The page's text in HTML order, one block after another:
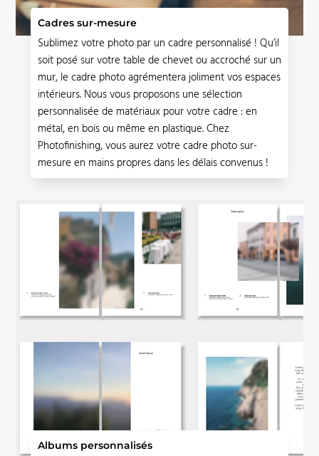
Cadres sur-mesure
Sublimez votre photo par un cadre personnalisé ! Qu’il
soit posé sur votre table de chevet ou accroché sur un
mur, le cadre photo agrémentera joliment vos espaces
intérieurs. Nous vous proposons une sélection
personnalisée de matériaux pour votre cadre : en
métal, en bois ou même en plastique. Chez
Photofinishing, vous aurez votre cadre photo sur-
mesure en mains propres dans les délais convenus !
Albums personnalisés